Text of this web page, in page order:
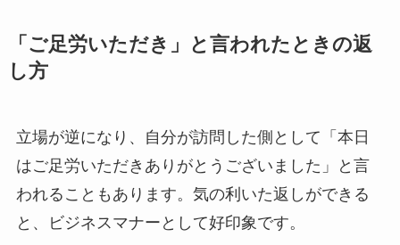
「ご足労いただき」と言われたときの返
し方
立場が逆になり、自分が訪問した側として「本日
はご足労いただきありがとうございました」と言
われることもあります。気の利いた返しができる
と、ビジネスマナーとして好印象です。